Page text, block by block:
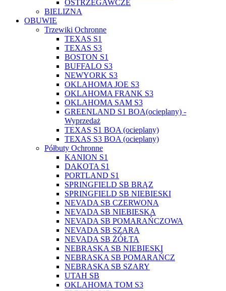
OSTRZEGAWCZE
BIELIZNA
OBUWIE
Trzewiki Ochronne
TEXAS S1
TEXAS S3
BOSTON S1
BUFFALO S3
NEWYORK S3
OKLAHOMA JOE S3
OKLAHOMA FRANK S3
OKLAHOMA SAM S3
GREENLAND S1 BOA(ocieplany) -
Wyprzedaż
TEXAS S1 BOA (ocieplany)
TEXAS S3 BOA (ocieplany)
Półbuty Ochronne
KANION S1
DAKOTA S1
PORTLAND S1
SPRINGFIELD SB BRĄZ
SPRINGFIELD SB NIEBIESKI
NEVADA SB CZERWONA
NEVADA SB NIEBIESKA
NEVADA SB POMARAŃCZOWA
NEVADA SB SZARA
NEVADA SB ŻÓŁTA
NEBRASKA SB NIEBIESKI
NEBRASKA SB POMARAŃCZ
NEBRASKA SB SZARY
UTAH SB
OKLAHOMA TOM S3